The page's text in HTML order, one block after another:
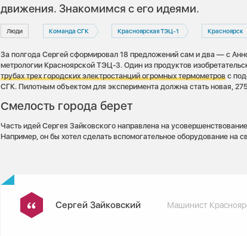
движения. Знакомимся с его идеями.
Люди Команда СГК Красноярская ТЭЦ-1 Красноярск
За полгода Сергей сформировал 18 предложений сам и два — с
метрологии Красноярской ТЭЦ-3. Один из продуктов
трубах трех городских электростанций огромных термометров с
СГК. Пилотным объектом для эксперимента должна стать новая,
Смелость города берет
Часть идей Сергея Зайковского направлена на
Например, он бы хотел сделать вспомогательное оборудование на
Сергей Зайковский Машинист